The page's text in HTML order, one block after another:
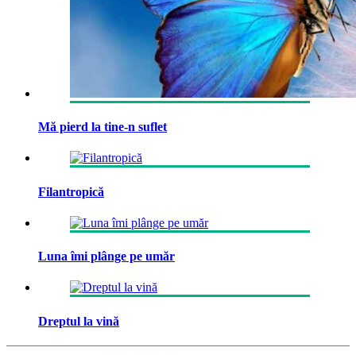
Mă pierd la tine-n suflet
Filantropică
Luna îmi plânge pe umăr
Dreptul la vină